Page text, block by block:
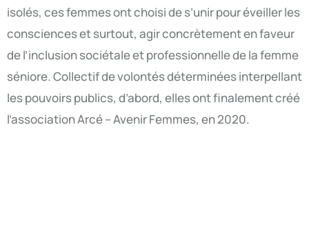
isolés, ces femmes ont choisi de s’unir pour éveiller les
consciences et surtout, agir concrètement en faveur
de l’inclusion sociétale et professionnelle de la femme
séniore. Collectif de volontés déterminées interpellant
les pouvoirs publics, d’abord, elles ont finalement créé
l’association Arcé – Avenir Femmes, en 2020.